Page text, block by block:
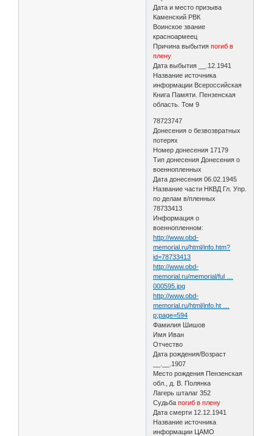
Дата и место призыва
Каменский РВК
Воинское звание
красноармеец
Причина выбытияпогиб в
плену
Дата выбытия __.12.1941
Название источника
информации Всероссийская
Книга Памяти. Пензенская
область. Том 9
78723747
Донесения о безвозвратных
потерях
Номер донесения 17179
Тип донесения Донесения о
военнопленных
Дата донесения 06.02.1945
Название части НКВД Гл. Упр.
по делам в/пленных
78733413
Информация о
военнопленном:
http://www.obd-
memorial.ru/html/info.htm?
id=78733413
http://www.obd-
memorial.ru/memorial/ful …
000595.jpg
http://www.obd-
memorial.ru/html/info.ht …
p;page=594
Фамилия Шишов
Имя Иван
Отчество
Дата рождения/Возраст
__.__.1907
Место рождения Пензенская
обл., д. В. Полянка
Лагерь шталаг 352
Судьба погиб в плену
Дата смерти 12.12.1941
Название источника
информации ЦАМО